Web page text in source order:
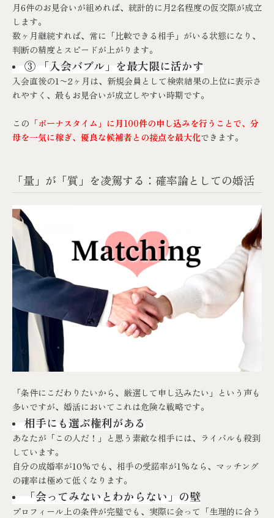
月6件のお見合いが組めれば、統計的に月2名程度の仮交際が成立
します。
数ヶ月継続すれば、常に「比較できる相手」がいる状態になり、
判断の精度とスピードが上がります。
③ 「入会バブル」を最大限に活かす
入会直後の1〜2ヶ月は、新規会員として検索結果の上位に表示さ
れやすく、最もお見合いが成立しやすい時期です。
この 「ボーナスタイム」に月100件の申し込みを行うことで、分
母を一気に稼ぎ、優良な候補者との接点を最大化できます。
「量」が「質」を凌駕する：確率論としての婚活
「条件にこだわりたいから、厳選して申し込みたい」という声も
多いですが、婚活においてこれは危険な戦略です。
相手にも選ぶ権利がある
あなたが「この人だ！」と思う素敵な相手には、ライバルも殺到
しています。
自分の成婚率が10%でも、相手の受諾率が1%なら、マッチング
の確率は極めて低くなります。
「会ってみないとわからない」の壁
プロフィール上の条件が完璧でも、実際に会って「生理的に合う